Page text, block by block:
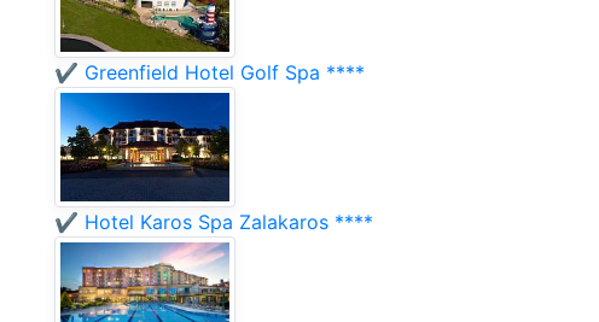
✔️ Greenfield Hotel Golf Spa ****
✔️ Hotel Karos Spa Zalakaros ****